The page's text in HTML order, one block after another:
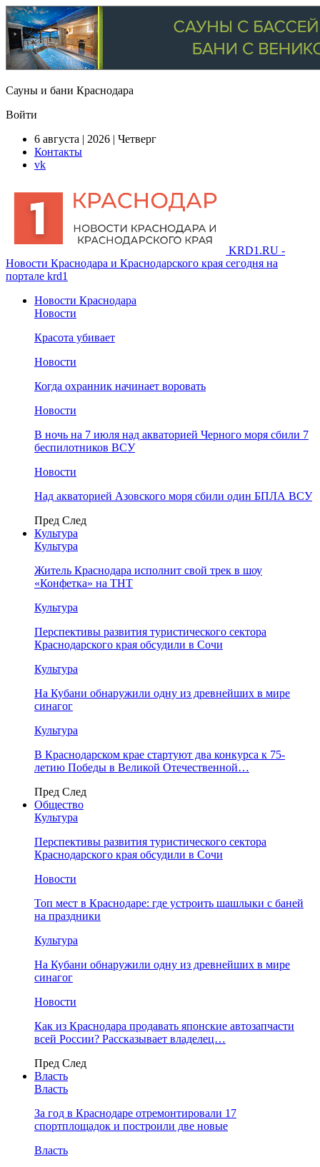
Сауны и бани Краснодара
Войти
6 августа | 2026 | Четверг
Контакты
vk
KRD1.RU -
Новости Краснодара и Краснодарского края сегодня на
портале krd1
Новости Краснодара
Новости
Красота убивает
Новости
Когда охранник начинает воровать
Новости
В ночь на 7 июля над акваторией Черного моря сбили 7
беспилотников ВСУ
Новости
Над акваторией Азовского моря сбили один БПЛА ВСУ
Пред След
Культура
Культура
Житель Краснодара исполнит свой трек в шоу
«Конфетка» на ТНТ
Культура
Перспективы развития туристического сектора
Краснодарского края обсудили в Сочи
Культура
На Кубани обнаружили одну из древнейших в мире
синагог
Культура
В Краснодарском крае стартуют два конкурса к 75-
летию Победы в Великой Отечественной…
Пред След
Общество
Культура
Перспективы развития туристического сектора
Краснодарского края обсудили в Сочи
Новости
Топ мест в Краснодаре: где устроить шашлыки с баней
на праздники
Культура
На Кубани обнаружили одну из древнейших в мире
синагог
Новости
Как из Краснодара продавать японские автозапчасти
всей России? Рассказывает владелец…
Пред След
Власть
Власть
За год в Краснодаре отремонтировали 17
спортплощадок и построили две новые
Власть